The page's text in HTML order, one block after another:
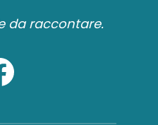
da raccontare.